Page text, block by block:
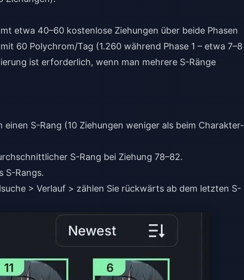
etwa 40–60 kostenlose Ziehungen über beide Phasen
60 Polychrom/Tag (1.260 während Phase 1 – etwa 7–8
ist erforderlich, wenn man mehrere S-Ränge
einen S-Rang (10 Ziehungen weniger als beim Charakter-
S-Rangs.
> Verlauf > zählen Sie rückwärts ab dem letzten S-